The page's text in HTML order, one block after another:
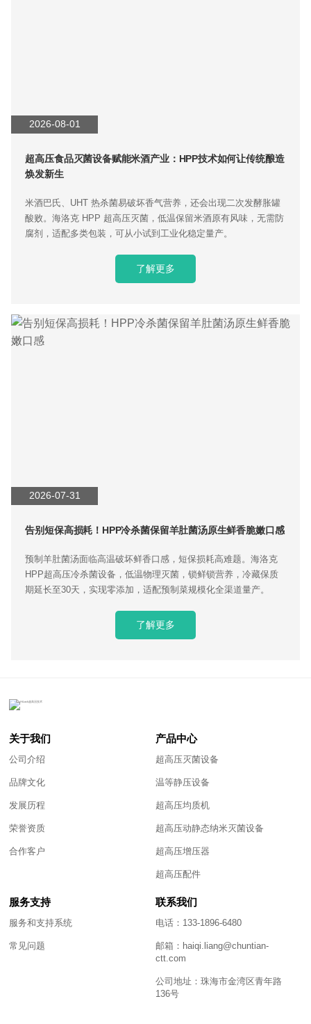
2026-08-01
超高压食品灭菌设备赋能米酒产业：HPP技术如何让传统酿造
焕发新生
米酒巴氏、UHT 热杀菌易破坏香气营养，还会出现二次发酵胀罐
酸败。海洛克 HPP 超高压灭菌，低温保留米酒原有风味，无需防
腐剂，适配多类包装，可从小试到工业化稳定量产。
了解更多
2026-07-31
告别短保高损耗！HPP冷杀菌保留羊肚菌汤原生鲜香脆嫩口感
预制羊肚菌汤面临高温破坏鲜香口感，短保损耗高难题。海洛克
HPP超高压冷杀菌设备，低温物理灭菌，锁鲜锁营养，冷藏保质
期延长至30天，实现零添加，适配预制菜规模化全渠道量产。
了解更多
关于我们
公司介绍
品牌文化
发展历程
荣誉资质
合作客户
产品中心
超高压灭菌设备
温等静压设备
超高压均质机
超高压动静态纳米灭菌设备
超高压增压器
超高压配件
服务支持
服务和支持系统
常见问题
联系我们
电话：133-1896-6480
邮箱：haiqi.liang@chuntian-
ctt.com
公司地址：珠海市金湾区青年路
136号